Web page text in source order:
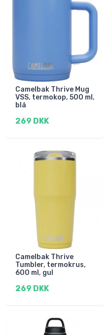
Camelbak Thrive Mug
VSS, termokop, 500 ml,
blå
269 DKK
Camelbak Thrive
Tumbler, termokrus,
600 ml, gul
269 DKK